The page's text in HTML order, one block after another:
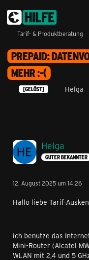
Tarif- & Produktberatung
PREPAID:
MEHR :-(
[GELÖST] Helga
Helga
GUTER BEKANNTER
12. August 2025 um 14:26
Hallo liebe Tarif-
ich benutze das
Mini-Router (Alcatel
WLAN mit 2,4 und 5